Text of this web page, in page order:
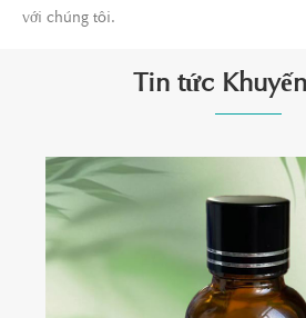
với chúng tôi.
Tin tức